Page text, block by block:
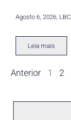
Agosto 6, 2026 LBC
Leia mais
Anterior 1 2